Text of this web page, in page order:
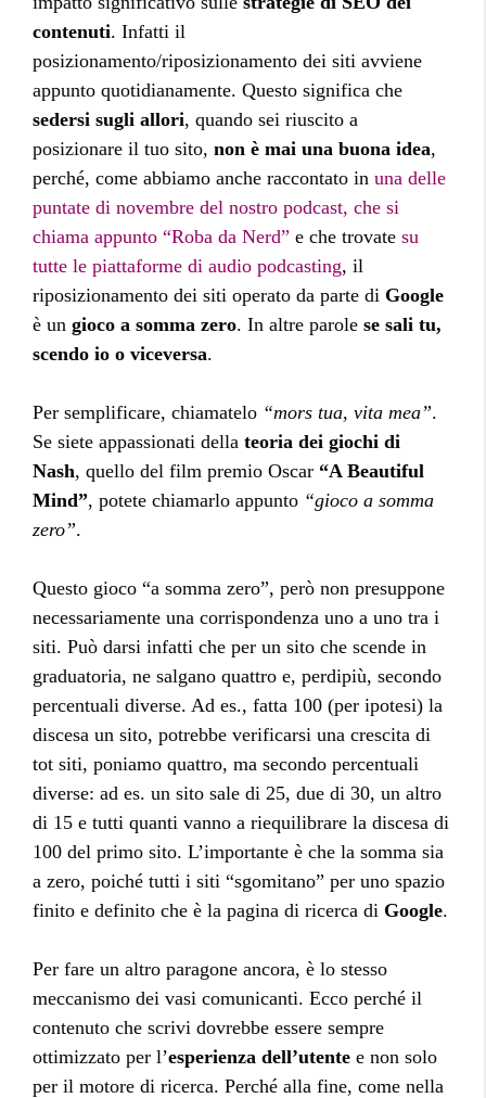
contenuti. Infatti il
posizionamento/riposizionamento dei siti avviene
appunto quotidianamente. Questo significa che
sedersi sugli allori, quando sei riuscito a
posizionare il tuo sito, non è mai una buona idea,
perché, come abbiamo anche raccontato in una delle
puntate di novembre del nostro podcast, che si
chiama appunto “Roba da Nerd” e che trovate su
tutte le piattaforme di audio podcasting, il
riposizionamento dei siti operato da parte di Google
è un gioco a somma zero. In altre parole se sali tu,
scendo io o viceversa.
Per semplificare, chiamatelo “mors tua, vita mea”.
Se siete appassionati della teoria dei giochi di
Nash, quello del film premio Oscar “A Beautiful
Mind”, potete chiamarlo appunto “gioco a somma
zero”.
Questo gioco “a somma zero”, però non presuppone
necessariamente una corrispondenza uno a uno tra i
siti. Può darsi infatti che per un sito che scende in
graduatoria, ne salgano quattro e, perdipiù, secondo
percentuali diverse. Ad es., fatta 100 (per ipotesi) la
discesa un sito, potrebbe verificarsi una crescita di
tot siti, poniamo quattro, ma secondo percentuali
diverse: ad es. un sito sale di 25, due di 30, un altro
di 15 e tutti quanti vanno a riequilibrare la discesa di
100 del primo sito. L’importante è che la somma sia
a zero, poiché tutti i siti “sgomitano” per uno spazio
finito e definito che è la pagina di ricerca di Google.
Per fare un altro paragone ancora, è lo stesso
meccanismo dei vasi comunicanti. Ecco perché il
contenuto che scrivi dovrebbe essere sempre
ottimizzato per l’esperienza dell’utente e non solo
per il motore di ricerca. Perché alla fine, come nella